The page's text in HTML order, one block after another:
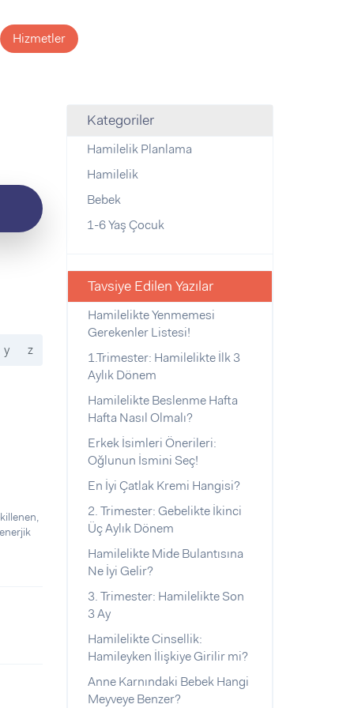
Hizmetler
y z
Kategoriler
Hamilelik Planlama
Hamilelik
Bebek
1-6 Yaş Çocuk
Tavsiye Edilen Yazılar
Hamilelikte Yenmemesi
Gerekenler Listesi!
1.Trimester: Hamilelikte İlk 3
Aylık Dönem
Hamilelikte Beslenme Hafta
Hafta Nasıl Olmalı?
Erkek İsimleri Önerileri:
Oğlunun İsmini Seç!
En İyi Çatlak Kremi Hangisi?
2. Trimester: Gebelikte İkinci
Üç Aylık Dönem
Hamilelikte Mide Bulantısına
Ne İyi Gelir?
3. Trimester: Hamilelikte Son
3 Ay
Hamilelikte Cinsellik:
Hamileyken İlişkiye Girilir mi?
Anne Karnındaki Bebek Hangi
Meyveye Benzer?